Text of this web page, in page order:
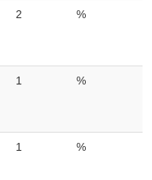
2 %
1 %
1 %